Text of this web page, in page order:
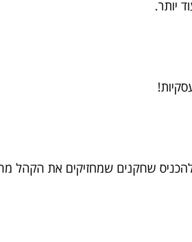
יותר.
שחקנים שמחזיקים את הקהל